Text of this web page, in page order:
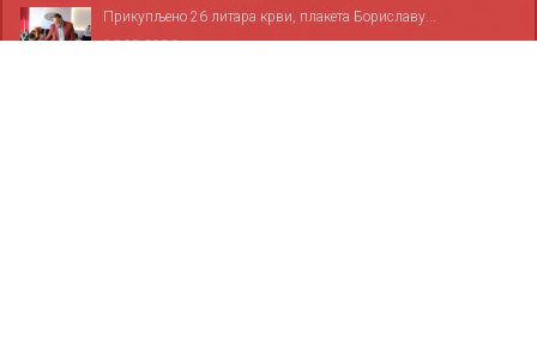
Прикупљено 26 литара крви, плакета Бориславу...
06.08.2026